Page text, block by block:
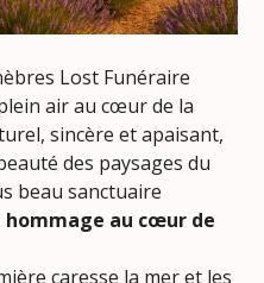
Lost Funéraire
air au cœur de la
sincère et apaisant,
des paysages du
beau sanctuaire
hommage au cœur de
caresse la mer et les